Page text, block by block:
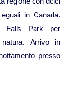
in Canada.
Falls Park per
Arrivo in
presso